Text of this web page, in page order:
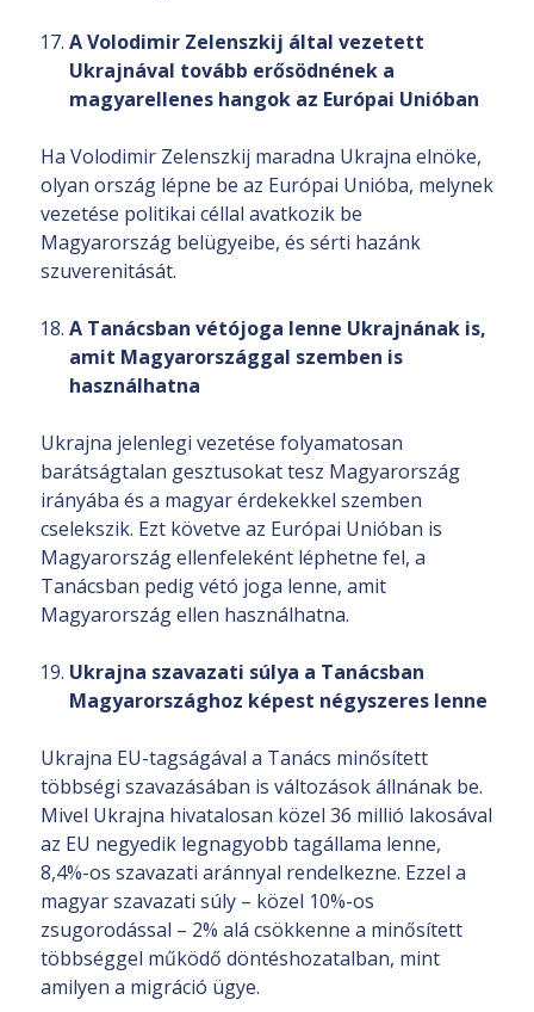
A Volodimir Zelenszkij által vezetett
Ukrajnával tovább erősödnének a
magyarellenes hangok az Európai Unióban
Ha Volodimir Zelenszkij maradna Ukrajna elnöke,
olyan ország lépne be az Európai Unióba, melynek
vezetése politikai céllal avatkozik be
Magyarország belügyeibe, és sérti hazánk
szuverenitását.
A Tanácsban vétójoga lenne Ukrajnának is,
amit Magyarországgal szemben is
használhatna
Ukrajna jelenlegi vezetése folyamatosan
barátságtalan gesztusokat tesz Magyarország
irányába és a magyar érdekekkel szemben
cselekszik. Ezt követve az Európai Unióban is
Magyarország ellenfeleként léphetne fel, a
Tanácsban pedig vétó joga lenne, amit
Magyarország ellen használhatna.
Ukrajna szavazati súlya a Tanácsban
Magyarországhoz képest négyszeres lenne
Ukrajna EU-tagságával a Tanács minősített
többségi szavazásában is változások állnának be.
Mivel Ukrajna hivatalosan közel 36 millió lakosával
az EU negyedik legnagyobb tagállama lenne,
8,4%-os szavazati aránnyal rendelkezne. Ezzel a
magyar szavazati súly – közel 10%-os
zsugorodással – 2% alá csökkenne a minősített
többséggel működő döntéshozatalban, mint
amilyen a migráció ügye.